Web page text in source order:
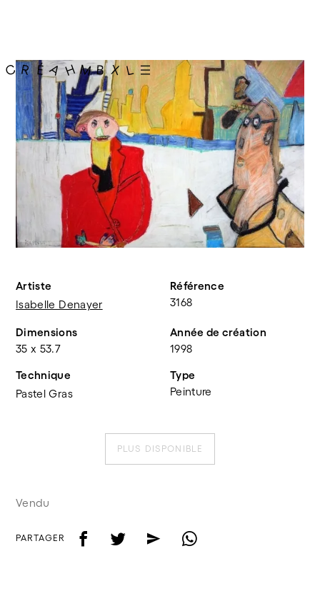
Artiste
Isabelle Denayer
Référence
3168
Dimensions
35 x 53.7
Année de création
1998
Technique
Pastel Gras
Type
Peinture
PLUS DISPONIBLE
Vendu
PARTAGER f t e w